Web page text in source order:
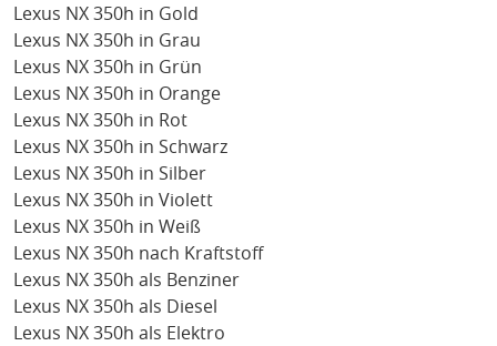
Lexus NX 350h in Gold
Lexus NX 350h in Grau
Lexus NX 350h in Grün
Lexus NX 350h in Orange
Lexus NX 350h in Rot
Lexus NX 350h in Schwarz
Lexus NX 350h in Silber
Lexus NX 350h in Violett
Lexus NX 350h in Weiß
Lexus NX 350h nach Kraftstoff
Lexus NX 350h als Benziner
Lexus NX 350h als Diesel
Lexus NX 350h als Elektro